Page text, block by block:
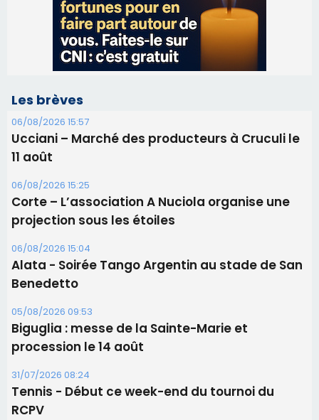
Les brèves
06/08/2026 15:57
Ucciani – Marché des producteurs à Cruculi le
11 août
06/08/2026 15:25
Corte – L’association A Nuciola organise une
projection sous les étoiles
06/08/2026 15:04
Alata - Soirée Tango Argentin au stade de San
Benedetto
05/08/2026 09:53
Biguglia : messe de la Sainte-Marie et
procession le 14 août
31/07/2026 08:24
Tennis - Début ce week-end du tournoi du
RCPV